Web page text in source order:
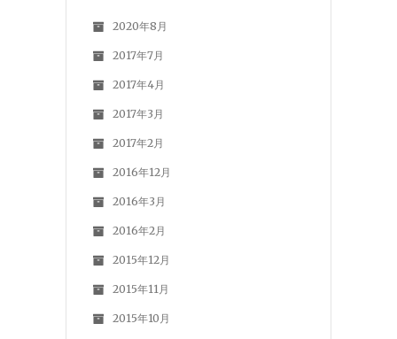
2020年8月
2017年7月
2017年4月
2017年3月
2017年2月
2016年12月
2016年3月
2016年2月
2015年12月
2015年11月
2015年10月